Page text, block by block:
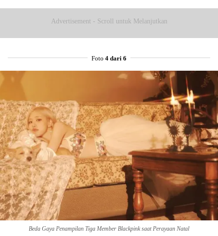
Advertisement - Scroll untuk Melanjutkan
Foto 4 dari 6
Beda Gaya Penampilan Tiga Member Blackpink saat Perayaan Natal